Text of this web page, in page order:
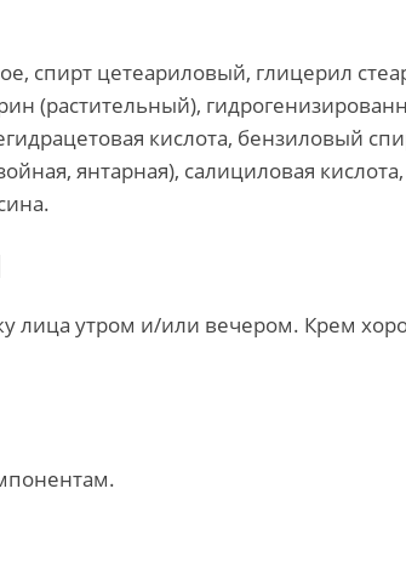
спирт цетеариловый, глицерил
(растительный),
кислота, бензиловый
янтарная), салициловая
лица утром и/или вечером. Крем